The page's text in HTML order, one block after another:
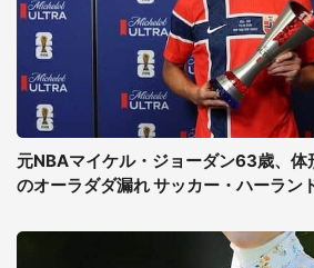
元NBAマイケル・ジョーダン63歳、体
のオーラダダ漏れ サッカー・ハーラン